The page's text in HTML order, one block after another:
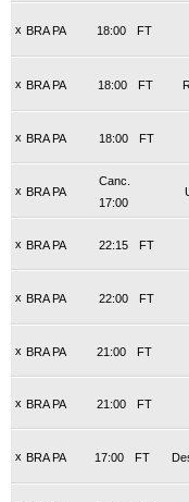
x BRA PA FT
18:00
x BRA PA FT
18:00
x BRA PA FT
18:00
x BRA PA
Canc.
17:00
x BRA PA FT
22:15
x BRA PA FT
22:00
x BRA PA FT
21:00
x BRA PA FT
21:00
x BRA PA FT
17:00